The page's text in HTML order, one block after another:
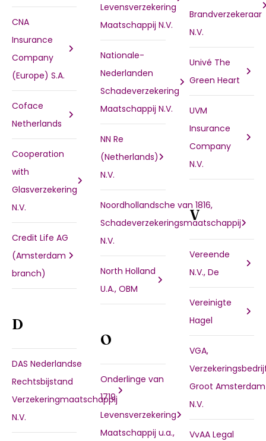
CNA
Insurance
Company
(Europe) S.A.
Coface
Netherlands
Cooperation
with
Glasverzekering
N.V.
Credit Life AG
(Amsterdam
branch)
D
DAS Nederlandse
Rechtsbijstand
Verzekeringmaatschappij
N.V.
Levensverzekering
Maatschappij N.V.
Nationale-
Nederlanden
Schadeverzekering
Maatschappij N.V.
NN Re
(Netherlands)
N.V.
Noordhollandsche van 1816,
Schadeverzekeringsmaatschappij
N.V.
North Holland
U.A., OBM
O
Onderlinge van
1719
Levensverzekering
Maatschappij u.a.,
Brandverzekeraar
N.V.
Univé The
Green Heart
UVM
Insurance
Company
N.V.
V
Vereende
N.V., De
Vereinigte
Hagel
VGA,
Groot Amsterdam
N.V.
VvAA Legal